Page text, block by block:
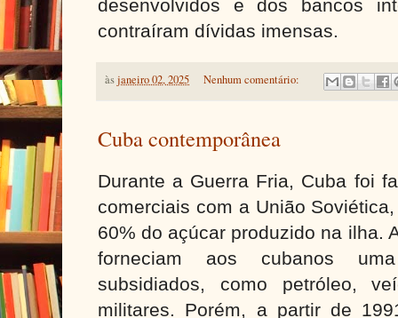
desenvolvidos e dos bancos
contraíram dívidas imensas.
àsjaneiro 02, 2025 Nenhum comentário:
Cuba contemporânea
Durante a Guerra Fria, Cuba foi
comerciais com a União
60% do açúcar produzido na ilha.
forneciam aos cubanos
subsidiados, como petróleo,
militares. Porém, a partir de